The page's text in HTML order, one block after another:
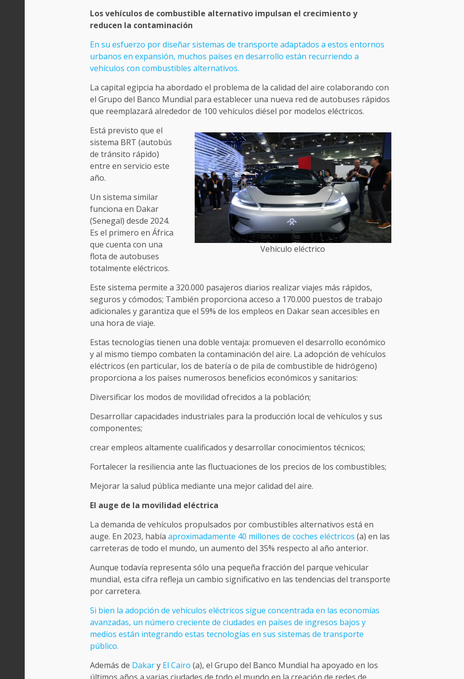
Los vehículos de combustible alternativo impulsan el crecimiento y
reducen la contaminación
En su esfuerzo por diseñar sistemas de transporte adaptados a estos entornos
urbanos en expansión, muchos países en desarrollo están recurriendo a
vehículos con combustibles alternativos.
La capital egipcia ha abordado el problema de la calidad del aire colaborando con
el Grupo del Banco Mundial para establecer una nueva red de autobuses rápidos
que reemplazará alrededor de 100 vehículos diésel por modelos eléctricos.
Vehículo eléctrico
Está previsto que el
sistema BRT (autobús
de tránsito rápido)
entre en servicio este
año.
Un sistema similar
funciona en Dakar
(Senegal) desde 2024.
Es el primero en África
que cuenta con una
flota de autobuses
totalmente eléctricos.
Este sistema permite a 320.000 pasajeros diarios realizar viajes más rápidos,
seguros y cómodos; También proporciona acceso a 170.000 puestos de trabajo
adicionales y garantiza que el 59% de los empleos en Dakar sean accesibles en
una hora de viaje.
Estas tecnologías tienen una doble ventaja: promueven el desarrollo económico
y al mismo tiempo combaten la contaminación del aire. La adopción de vehículos
eléctricos (en particular, los de batería o de pila de combustible de hidrógeno)
proporciona a los países numerosos beneficios económicos y sanitarios:
Diversificar los modos de movilidad ofrecidos a la población;
Desarrollar capacidades industriales para la producción local de vehículos y sus
componentes;
crear empleos altamente cualificados y desarrollar conocimientos técnicos;
Fortalecer la resiliencia ante las fluctuaciones de los precios de los combustibles;
Mejorar la salud pública mediante una mejor calidad del aire.
El auge de la movilidad eléctrica
La demanda de vehículos propulsados ​​por combustibles alternativos está en
auge. En 2023, había aproximadamente 40 millones de coches eléctricos (a) en las
carreteras de todo el mundo, un aumento del 35% respecto al año anterior.
Aunque todavía representa sólo una pequeña fracción del parque vehicular
mundial, esta cifra refleja un cambio significativo en las tendencias del transporte
por carretera.
Si bien la adopción de vehículos eléctricos sigue concentrada en las economías
avanzadas, un número creciente de ciudades en países de ingresos bajos y
medios están integrando estas tecnologías en sus sistemas de transporte
público.
Además de Dakary El Cairo (a), el Grupo del Banco Mundial ha apoyado en los